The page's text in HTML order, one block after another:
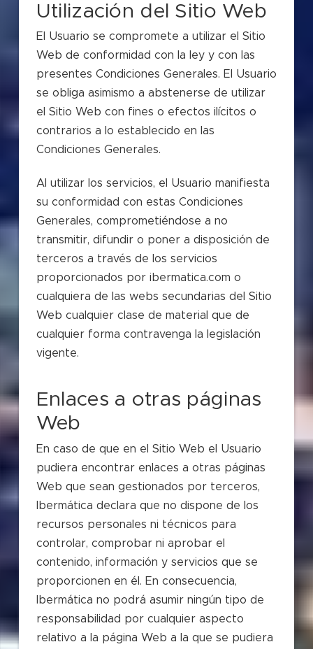
Utilización del Sitio Web
El Usuario se compromete a utilizar el Sitio
Web de conformidad con la ley y con las
presentes Condiciones Generales. El Usuario
se obliga asimismo a abstenerse de utilizar
el Sitio Web con fines o efectos ilícitos o
contrarios a lo establecido en las
Condiciones Generales.
Al utilizar los servicios, el Usuario manifiesta
su conformidad con estas Condiciones
Generales, comprometiéndose a no
transmitir, difundir o poner a disposición de
terceros a través de los servicios
proporcionados por ibermatica.com o
cualquiera de las webs secundarias del Sitio
Web cualquier clase de material que de
cualquier forma contravenga la legislación
vigente.
Enlaces a otras páginas
Web
En caso de que en el Sitio Web el Usuario
pudiera encontrar enlaces a otras páginas
Web que sean gestionados por terceros,
Ibermática declara que no dispone de los
recursos personales ni técnicos para
controlar, comprobar ni aprobar el
contenido, información y servicios que se
proporcionen en él. En consecuencia,
Ibermática no podrá asumir ningún tipo de
responsabilidad por cualquier aspecto
relativo a la página Web a la que se pudiera